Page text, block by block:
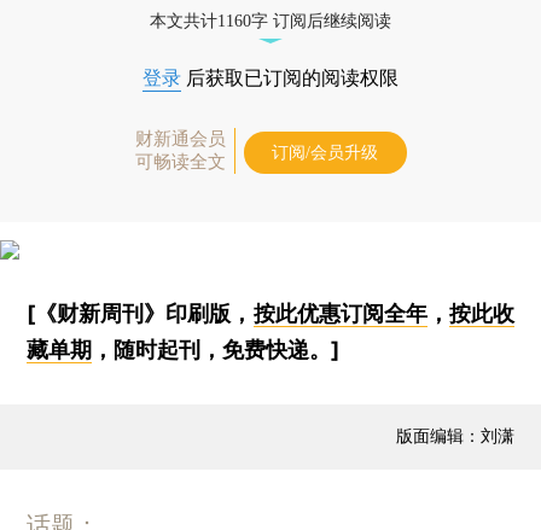
本文共计1160字 订阅后继续阅读
登录 后获取已订阅的阅读权限
财新通会员
可畅读全文
订阅/会员升级
[《财新周刊》印刷版， 按此优惠订阅全年， 按此收
藏单期 ，随时起刊，免费快递。]
版面编辑：刘潇